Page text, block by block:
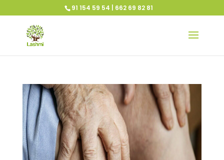
91 154 59 54 | 662 69 82 81